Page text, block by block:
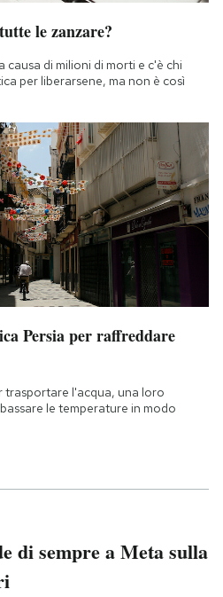
le zanzare?
di milioni di morti e c'è chi
per liberarsene, ma non è così
Persia per raffreddare
trasportare l'acqua, una loro
le temperature in modo
di sempre a Meta sulla